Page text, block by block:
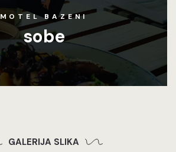
MOTEL BAZENI
sobe
GALERIJA SLIKA